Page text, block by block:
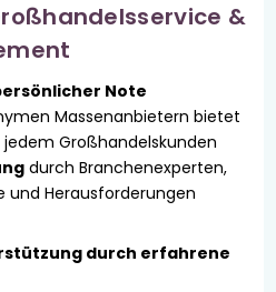
&
Note
Massenanbietern bietet
jedem Großhandelskunden
durch Branchenexperten,
und Herausforderungen
durch erfahrene